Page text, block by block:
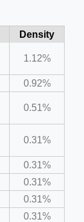
Density
1.12%
0.92%
0.51%
0.31%
0.31%
0.31%
0.31%
0.31%